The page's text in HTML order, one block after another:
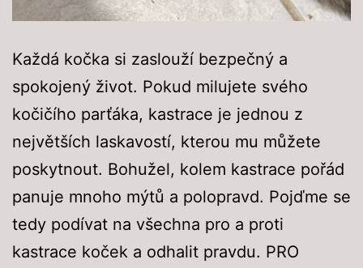
Každá kočka si zaslouží bezpečný a
spokojený život. Pokud milujete svého
kočičího parťáka, kastrace je jednou z
největších laskavostí, kterou mu můžete
poskytnout. Bohužel, kolem kastrace pořád
panuje mnoho mýtů a polopravd. Pojďme se
tedy podívat na všechna pro a proti
kastrace koček a odhalit pravdu. PRO